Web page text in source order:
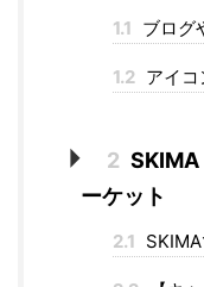
1.1 ブログ
1.2 アイ
2 SKIMA
ーケット
2.1